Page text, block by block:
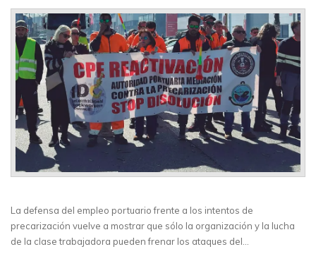
La defensa del empleo portuario frente a los intentos de
precarización vuelve a mostrar que sólo la organización y la lucha
de la clase trabajadora pueden frenar los ataques del…